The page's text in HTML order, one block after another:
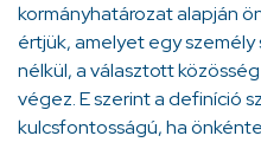
kormányhatározat alapján
értjük, amelyet egy
nélkül, a választott
végez. E szerint a definíció
kulcsfontosságú, ha